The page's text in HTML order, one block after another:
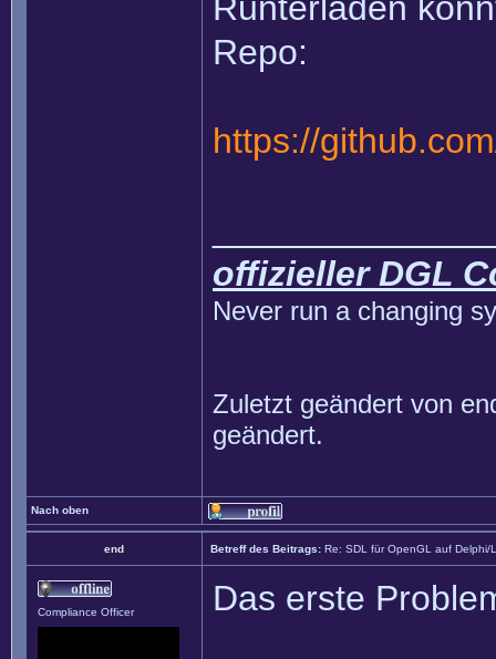
Repo:
https://
offizieller DGL
Never run a changing
Zuletzt geändert von
geändert.
Nach oben
end Betreff des Beitrags: Re: SDL für OpenGL auf Delphi/
Compliance Officer Das erste